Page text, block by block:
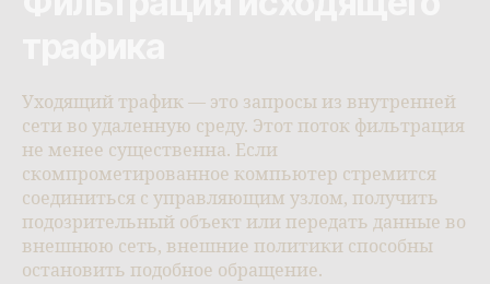
Уходящий трафик — это запросы из внутренней
сети во удаленную среду. Этот поток фильтрация
не менее существенна. Если
скомпрометированное компьютер стремится
соединиться с управляющим узлом, получить
подозрительный объект или передать данные во
внешнюю сеть, внешние политики способны
остановить подобное обращение.